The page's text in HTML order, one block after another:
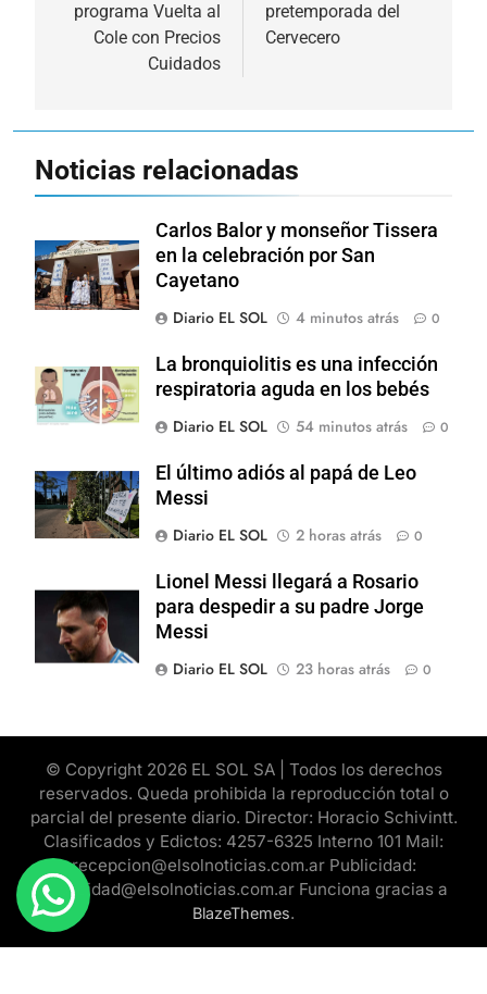
entradas
programa Vuelta al
Cole con Precios
Cuidados
pretemporada del
Cervecero
Noticias relacionadas
Carlos Balor y monseñor Tissera
en la celebración por San
Cayetano
Diario EL SOL
4 minutos atrás 0
La bronquiolitis es una infección
respiratoria aguda en los bebés
Diario EL SOL
54 minutos atrás 0
El último adiós al papá de Leo
Messi
Diario EL SOL
2 horas atrás 0
Lionel Messi llegará a Rosario
para despedir a su padre Jorge
Messi
Diario EL SOL
23 horas atrás 0
© Copyright 2026 EL SOL SA | Todos los derechos
reservados. Queda prohibida la reproducción total o
parcial del presente diario. Director: Horacio Schivintt.
Clasificados y Edictos: 4257-6325 Interno 101 Mail:
recepcion@elsolnoticias.com.ar Publicidad:
publicidad@elsolnoticias.com.ar Funciona gracias a
BlazeThemes.